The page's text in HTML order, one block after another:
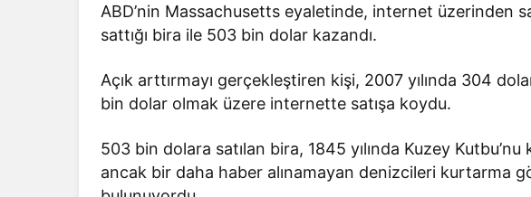
ABD’nin Massachusetts eyaletinde, internet üzerinden
sattığı bira ile 503 bin dolar kazandı.
Açık arttırmayı gerçekleştiren kişi, 2007 yılında 304
bin dolar olmak üzere internette satışa koydu.
503 bin dolara satılan bira, 1845 yılında Kuzey
ancak bir daha haber alınamayan denizcileri kurtarma